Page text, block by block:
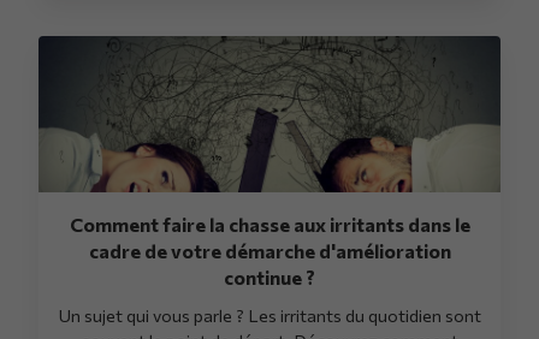
Comment faire la chasse aux irritants dans le
cadre de votre démarche d'amélioration
continue ?
Un sujet qui vous parle ? Les irritants du quotidien sont